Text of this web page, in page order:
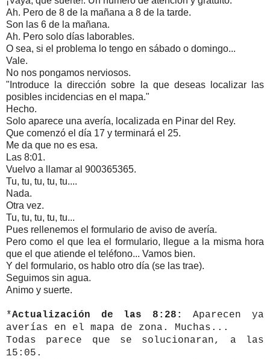
Ah. Pero de 8 de la mañana a 8 de la tarde.
Son las 6 de la mañana.
Ah. Pero solo días laborables.
O sea, si el problema lo tengo en sábado o domingo...
Vale.
No nos pongamos nerviosos.
"Introduce la dirección sobre la que deseas localizar las
posibles incidencias en el mapa."
Hecho.
Solo aparece una avería, localizada en Pinar del Rey.
Que comenzó el día 17 y terminará el 25.
Me da que no es esa.
Las 8:01.
Vuelvo a llamar al 900365365.
Tu, tu, tu, tu, tu....
Nada.
Otra vez.
Tu, tu, tu, tu, tu...
Pues rellenemos el formulario de aviso de avería.
Pero como el que lea el formulario, llegue a la misma hora
que el que atiende el teléfono... Vamos bien.
Y del formulario, os hablo otro día (se las trae).
Seguimos sin agua.
Animo y suerte.
*Actualización de las 8:28:
Aparecen ya
averías en el mapa de zona. Muchas...
Todas parece que se solucionaran, a las
15:05.